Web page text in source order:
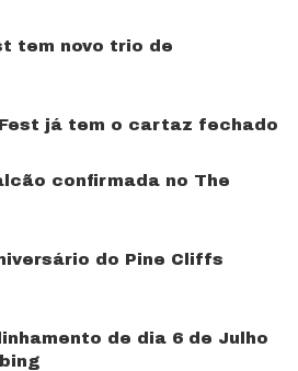
tem novo trio de
já tem o cartaz fechado
confirmada no The
do Pine Cliffs
de dia 6 de Julho